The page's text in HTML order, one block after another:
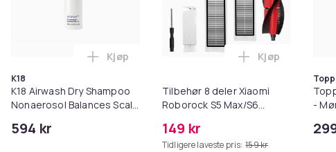
K18
K18 Airwash Dry Shampoo
Nonaerosol Balances Scalp
594 kr
Legg K18 Airwash Dry Shampoo Nonaerosol
Kjøp
Tilbehør 8 deler Xiaomi
Roborock S5 Max/S6
MAXV/S50/S51/S55/S5/S60/S65/S6
149 kr
Tidligere laveste pris: 159 kr
Legg Tilbehør
Kjøp
-